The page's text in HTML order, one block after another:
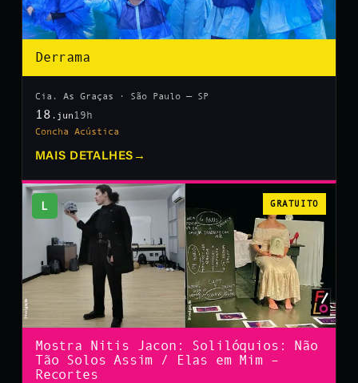
Derrama
Cia. As Graças · São Paulo — SP
18 .jun 19h
Concha Acústica
MAIS DETALHES →
L GRATUITO
Mostra Nitis Jacon: Solilóquios: Não
Tão Solos Assim / Elas em Mim –
Recortes